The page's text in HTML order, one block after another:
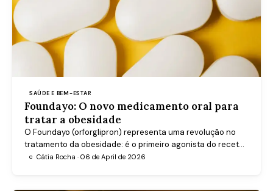
SAÚDE E BEM-ESTAR
Foundayo: O novo medicamento oral para
tratar a obesidade
O Foundayo (orforglipron) representa uma revolução no
tratamento da obesidade: é o primeiro agonista do recetor
GLP-1 disponível em comprimido. Saiba como atua, para
C Cátia Rocha · 06 de April de 2026